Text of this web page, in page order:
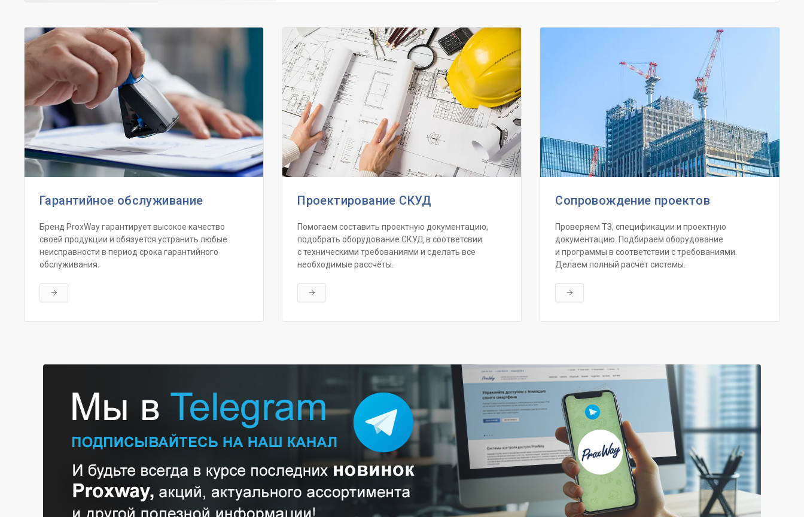
Гарантийное обслуживание
Бренд ProxWay гарантирует высокое качество
своей продукции и обязуется устранить любые
неисправности в период срока гарантийного
обслуживания.
Читать далее
Проектирование СКУД
Помогаем составить проектную документацию,
подобрать оборудование СКУД в соответсвии
с техническими требованиями и сделать все
необходимые рассчёты.
Читать далее
Сопровождение проектов
Проверяем ТЗ, спецификации и проектную
документацию. Подбираем оборудование
и программы в соответствии с требованиями.
Делаем полный расчёт системы.
Читать далее